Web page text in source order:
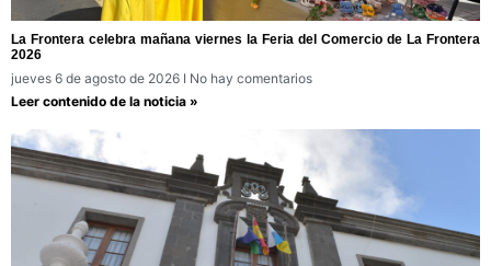
La Frontera celebra mañana viernes la Feria del Comercio de La Frontera
2026
jueves 6 de agosto de 2026
No hay comentarios
Leer contenido de la noticia »